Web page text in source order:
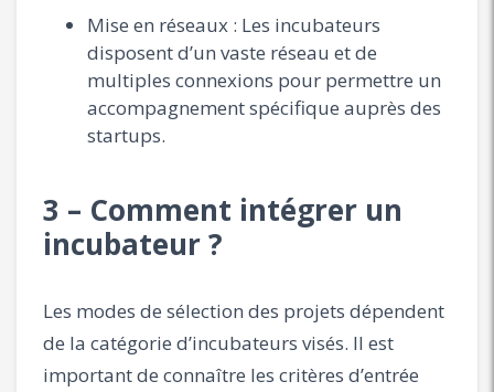
Mise en réseaux : Les incubateurs
disposent d’un vaste réseau et de
multiples connexions pour permettre un
accompagnement spécifique auprès des
startups.
3 – Comment intégrer un
incubateur ?
Les modes de sélection des projets dépendent
de la catégorie d’incubateurs visés. Il est
important de connaître les critères d’entrée